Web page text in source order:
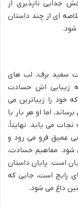
جدایی ناپذیری از
ای از چند داستان
شود.
سفید برف، لب های
زیبایی اش حسادت
خود را زیباترین می
اما او هر بار با
می یابد. نهایتاً،
عمیق فرو می رود و
شود. مفاهیم حسادت،
است. پایان داستان
رایج است، جایی که
داغ می شود.